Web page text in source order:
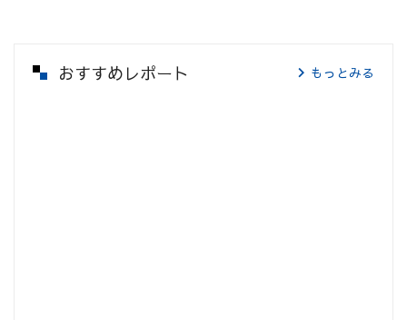
おすすめレポート もっとみる